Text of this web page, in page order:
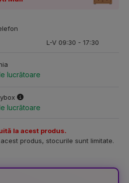
L-V 09:30 - 17:30
lucrătoare
lucrătoare
la acest produs.
produs, stocurile sunt limitate.